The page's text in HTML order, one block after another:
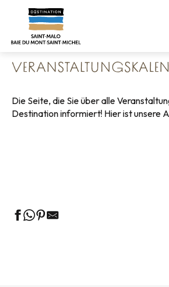
contenu
Startseite
Veranstaltungskalender
Die Seite, die Sie über alle
Destination informiert! Hier ist unsere